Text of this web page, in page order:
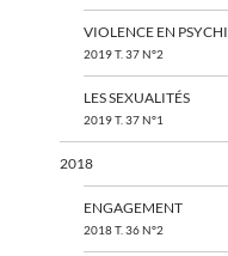
VIOLENCE EN
2019 T. 37 N°2
LES SEXUALITÉS
2019 T. 37 N°1
2018
ENGAGEMENT
2018 T. 36 N°2